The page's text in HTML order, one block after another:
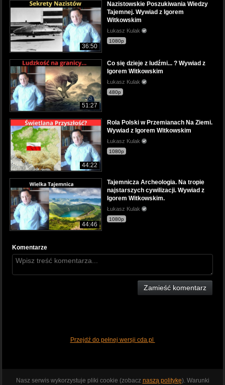
36:50
Nazistowskie Poszukiwania Wiedzy
Tajemnej. Wywiad z Igorem
Witkowskim
Łukasz Kulak
1080p
51:27
Co się dzieje z ludźmi... ? Wywiad z
Igorem Witkowskim
Łukasz Kulak
480p
44:22
Rola Polski w Przemianach Na Ziemi.
Wywiad z Igorem Witkowskim
Łukasz Kulak
1080p
44:46
Tajemnicza Archeologia. Na tropie
najstarszych cywilizacji. Wywiad z
Igorem Witkowskim.
Łukasz Kulak
1080p
Komentarze
Zamieść komentarz
Przejdź do pełnej wersji cda.pl
Nasz serwis wykorzystuje pliki cookie (zobacz naszą politykę). Warunki